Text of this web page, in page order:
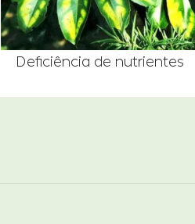
Deficiência de nutrientes